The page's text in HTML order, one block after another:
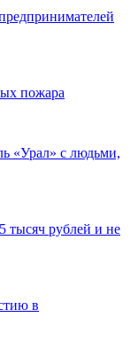
пожара
«Урал» с людьми,
тысяч рублей и не
в